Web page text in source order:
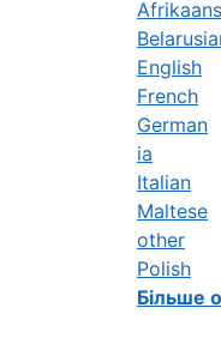
Afrikaans
English
French
German
ia
Italian
Maltese
other
Polish
Більше